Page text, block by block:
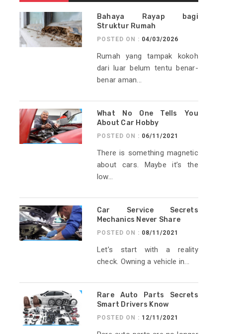
Bahaya Rayap bagi
Struktur Rumah
POSTED ON : 04/03/2026
Rumah yang tampak kokoh
dari luar belum tentu benar-
benar aman...
What No One Tells You
About Car Hobby
POSTED ON : 06/11/2021
There is something magnetic
about cars. Maybe it’s the
low...
Car Service Secrets
Mechanics Never Share
POSTED ON : 08/11/2021
Let’s start with a reality
check. Owning a vehicle in...
Rare Auto Parts Secrets
Smart Drivers Know
POSTED ON : 12/11/2021